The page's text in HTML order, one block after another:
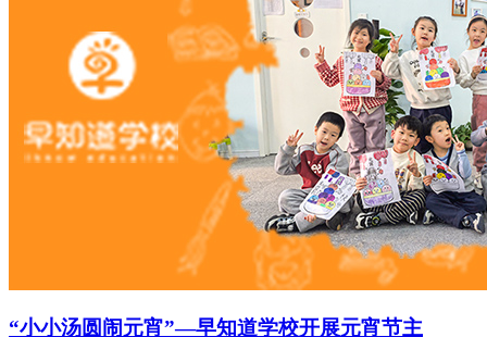
“小小汤圆闹元宵”—早知道学校开展元宵节主